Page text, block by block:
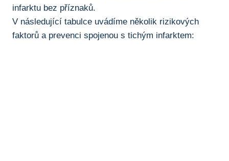
infarktu bez příznaků.
V následující tabulce uvádíme několik rizikových
faktorů a prevenci ⁤spojenou s tichým infarktem: